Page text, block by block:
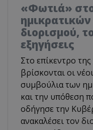
«Φωτιά»
διορισμού,
εξηγήσεις
Στο επίκεντρο
βρίσκονται οι
συμβούλια των
και την υπόθεση
οδήγησε την
ανακαλέσει τον